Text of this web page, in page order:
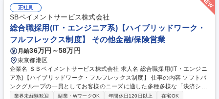
正社員
SBペイメントサービス株式会社
総合職採用(IT・エンジニア系)【ハイブリッドワーク・
フルフレックス制度】 その他金融/保険営業
月給36万円～58万円
東京都港区
企業名 ＳＢペイメントサービス株式会社 求人名 総合職採用(IT・エンジニ
ア系)【ハイブリッドワーク・フルフレックス制度】 仕事の内容 ソフトバ
ンクグループの一員としてお客様のニーズに適した多種多様な「決済シス
テム」を提案する当社にて、総合職採用としてまずはIT・エンジニア系の
業界未経験歓迎 副業・WワークOK 年間休日120日以上
在宅OK